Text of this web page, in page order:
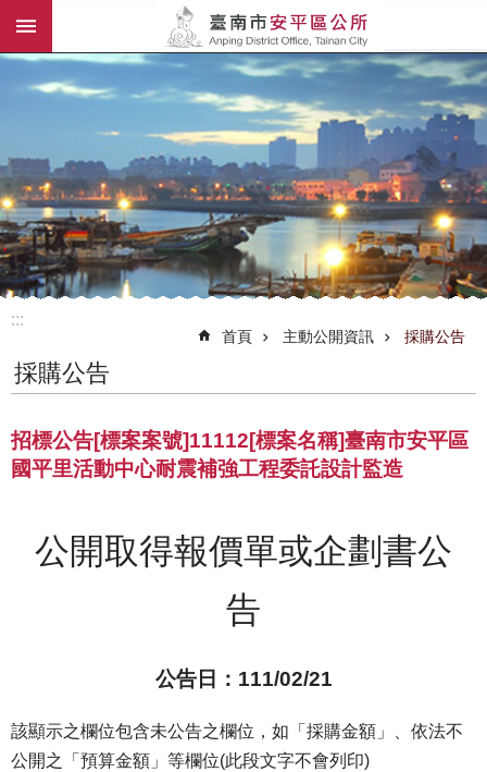
跳到主要內容區塊
:::
首頁 主動公開資訊 採購公告
採購公告
招標公告[標案案號]11112[標案名稱]臺南市安平區
國平里活動中心耐震補強工程委託設計監造
公開取得報價單或企劃書公
告
公告日：111/02/21
該顯示之欄位包含未公告之欄位，如「採購金額」、依法不
公開之「預算金額」等欄位(此段文字不會列印)